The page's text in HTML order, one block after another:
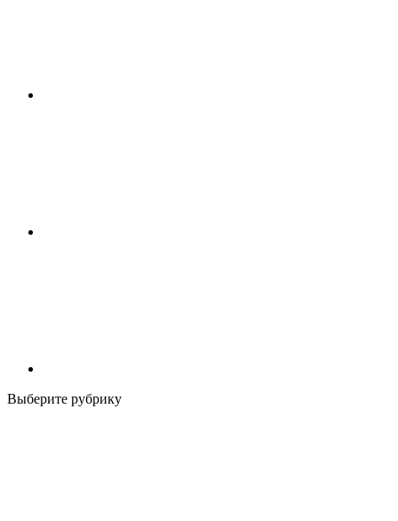
Выберите рубрику